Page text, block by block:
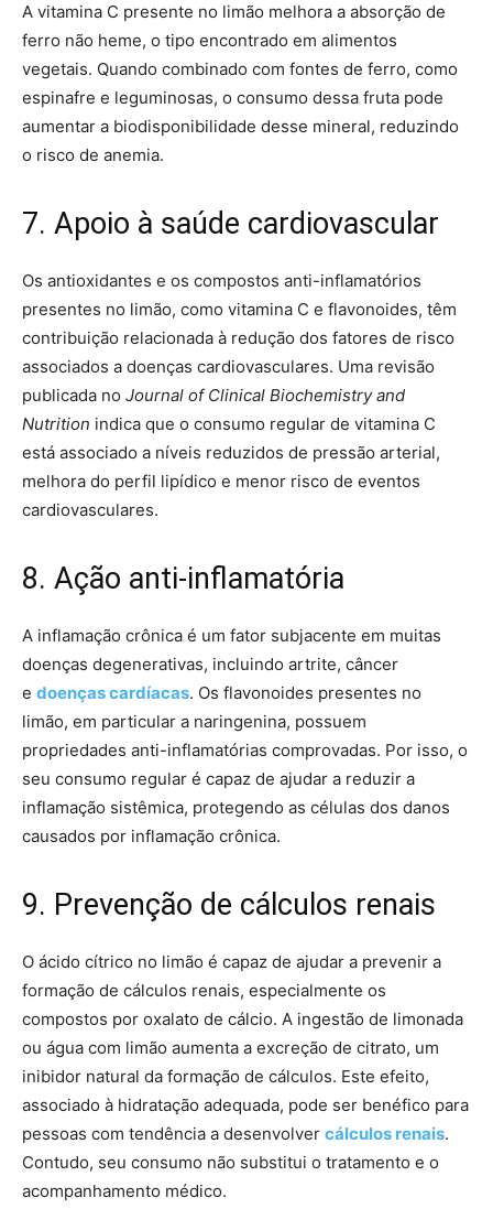
A vitamina C presente no limão melhora a absorção de
ferro não heme, o tipo encontrado em alimentos
vegetais. Quando combinado com fontes de ferro, como
espinafre e leguminosas, o consumo dessa fruta pode
aumentar a biodisponibilidade desse mineral, reduzindo
o risco de anemia.
7. Apoio à saúde cardiovascular
Os antioxidantes e os compostos anti-inflamatórios
presentes no limão, como vitamina C e flavonoides, têm
contribuição relacionada à redução dos fatores de risco
associados a doenças cardiovasculares. Uma revisão
publicada no Journal of Clinical Biochemistry and
Nutrition indica que o consumo regular de vitamina C
está associado a níveis reduzidos de pressão arterial,
melhora do perfil lipídico e menor risco de eventos
cardiovasculares.
8. Ação anti-inflamatória
A inflamação crônica é um fator subjacente em muitas
doenças degenerativas, incluindo artrite, câncer
e doenças cardíacas. Os flavonoides presentes no
limão, em particular a naringenina, possuem
propriedades anti-inflamatórias comprovadas. Por isso, o
seu consumo regular é capaz de ajudar a reduzir a
inflamação sistêmica, protegendo as células dos danos
causados por inflamação crônica.
9. Prevenção de cálculos renais
O ácido cítrico no limão é capaz de ajudar a prevenir a
formação de cálculos renais, especialmente os
compostos por oxalato de cálcio. A ingestão de limonada
ou água com limão aumenta a excreção de citrato, um
inibidor natural da formação de cálculos. Este efeito,
associado à hidratação adequada, pode ser benéfico para
pessoas com tendência a desenvolver cálculos renais.
Contudo, seu consumo não substitui o tratamento e o
acompanhamento médico.